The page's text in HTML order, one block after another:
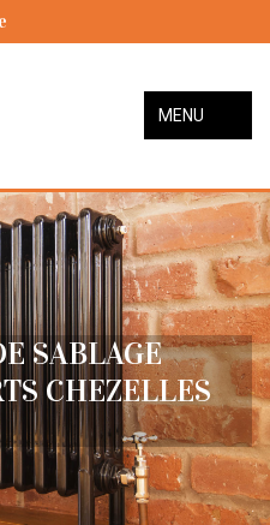
MENU
SABLAGE
CHEZELLES